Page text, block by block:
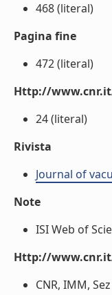
468 (literal)
Pagina fine
472 (literal)
Http://
24 (literal)
Rivista
Journal of
Note
ISI Web of
Http://
CNR, IMM,